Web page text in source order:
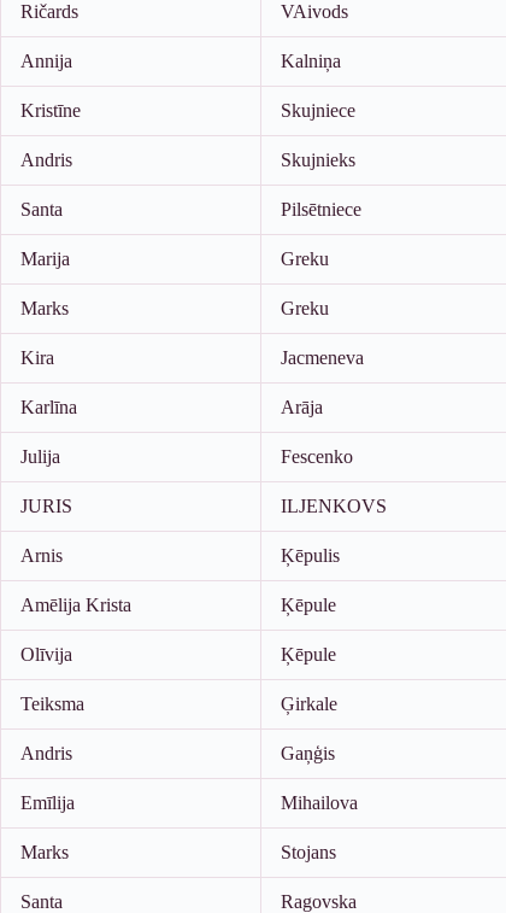
Ričards VAivods
Annija Kalniņa
Kristīne Skujniece
Andris Skujnieks
Santa Pilsētniece
Marija Greku
Marks Greku
Kira Jacmeneva
Karlīna Arāja
Julija Fescenko
JURIS ILJENKOVS
Arnis Ķēpulis
Amēlija Krista Ķēpule
Olīvija Ķēpule
Teiksma Ģirkale
Andris Gaņģis
Emīlija Mihailova
Marks Stojans
Santa Ragovska